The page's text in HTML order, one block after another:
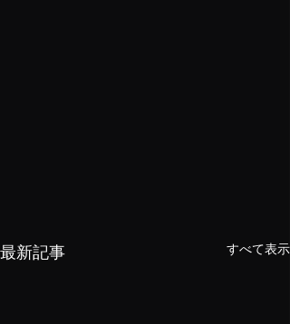
最新記事 すべて表示